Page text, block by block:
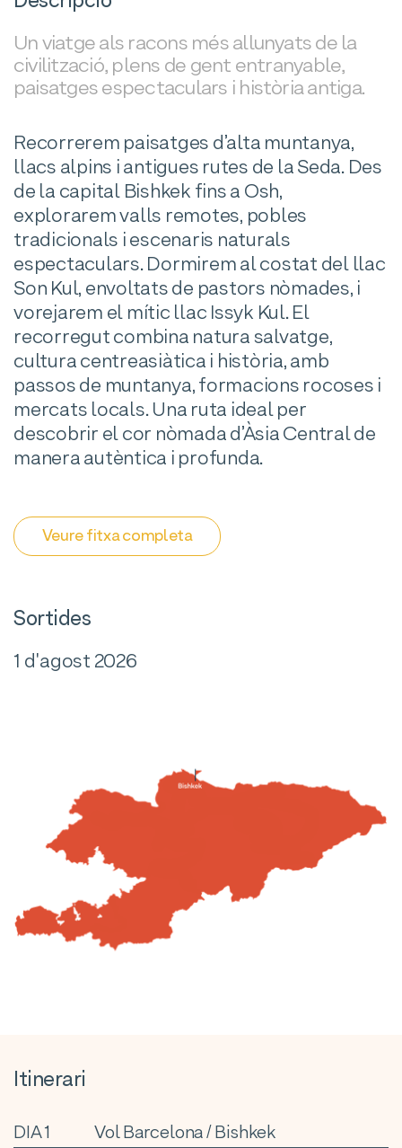
Un viatge als racons més allunyats de la
civilització, plens de gent entranyable,
paisatges espectaculars i història antiga.
Recorrerem paisatges d’alta muntanya,
llacs alpins i antigues rutes de la Seda. Des
de la capital Bishkek fins a Osh,
explorarem valls remotes, pobles
tradicionals i escenaris naturals
espectaculars. Dormirem al costat del llac
Son Kul, envoltats de pastors nòmades, i
vorejarem el mític llac Issyk Kul. El
recorregut combina natura salvatge,
cultura centreasiàtica i història, amb
passos de muntanya, formacions rocoses i
mercats locals. Una ruta ideal per
descobrir el cor nòmada d’Àsia Central de
manera autèntica i profunda.
Veure fitxa completa
Sortides
1 d'agost 2026
Itinerari
DIA 1
Vol Barcelona / Bishkek